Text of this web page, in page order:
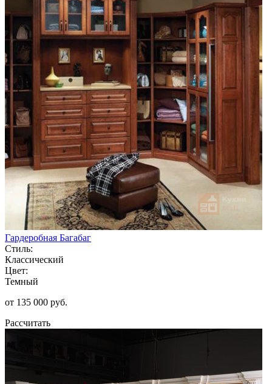
Гардеробная Багабаг
Стиль:
Классический
Цвет:
Темный
от 135 000 руб.
Рассчитать